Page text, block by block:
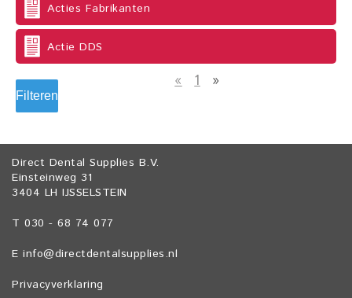
Acties Fabrikanten
Actie DDS
Filteren
« 1 »
Direct Dental Supplies B.V.
Einsteinweg 31
3404 LH IJSSELSTEIN
T 030 - 68 74 077
E info@directdentalsupplies.nl
Privacyverklaring